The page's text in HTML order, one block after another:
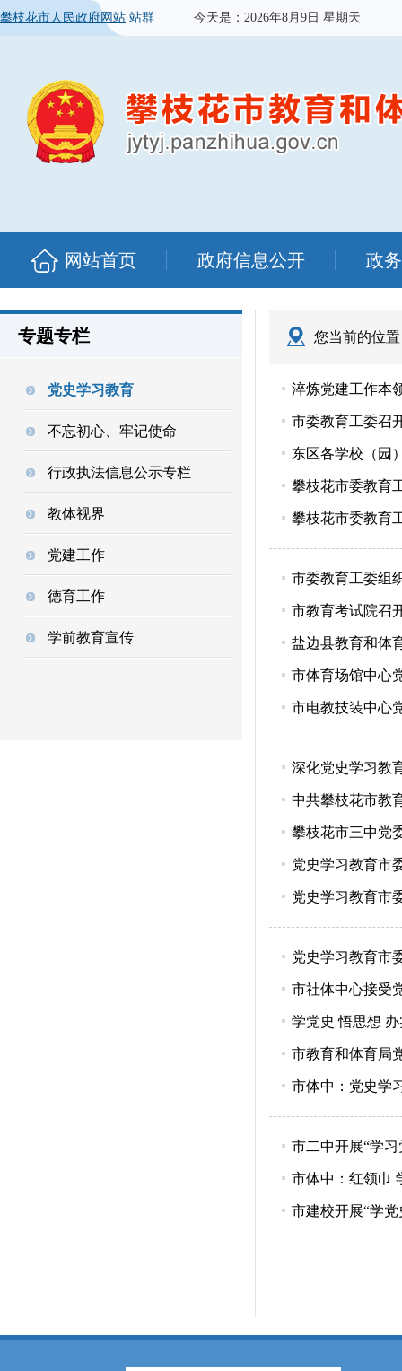
攀枝花市人民政府网站 站群 今天是： 2026年8月9日 星期天
网站首页 政府信息公开 政
专题专栏
党史学习教育
不忘初心、牢记使命
行政执法信息公示专栏
教体视界
党建工作
德育工作
学前教育宣传
您当前的位
淬炼党建工作本
市委教育工委召
东区各学校（园
攀枝花市委教育
攀枝花市委教育
市委教育工委组
市教育考试院召
盐边县教育和体
市体育场馆中心
市电教技装中心
深化党史学习教
中共攀枝花市教
攀枝花市三中党
党史学习教育市
党史学习教育市
党史学习教育市
市社体中心接受
学党史 悟思想
市教育和体育局
市体中：党史学
市二中开展“学
市体中：红领巾
市建校开展“学